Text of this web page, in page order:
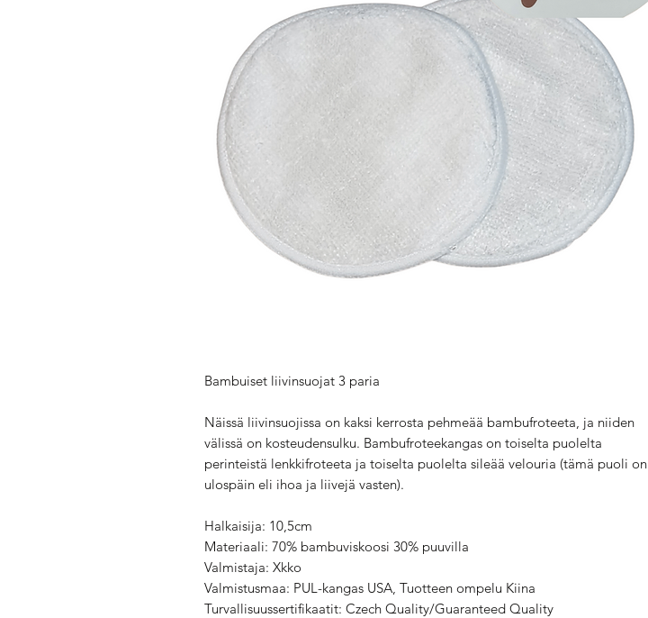
Bambuiset liivinsuojat 3 paria
Näissä liivinsuojissa on kaksi kerrosta pehmeää bambufroteeta, ja niiden
välissä on kosteudensulku. Bambufroteekangas on toiselta puolelta
perinteistä lenkkifroteeta ja toiselta puolelta sileää velouria (tämä puoli on
ulospäin eli ihoa ja liivejä vasten).
Halkaisija: 10,5cm
Materiaali: 70% bambuviskoosi 30% puuvilla
Valmistaja: Xkko
Valmistusmaa: PUL-kangas USA, Tuotteen ompelu Kiina
Turvallisuussertifikaatit: Czech Quality/Guaranteed Quality